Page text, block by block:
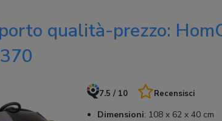
qualità-prezzo:
7.5 / 10 Recensisci
Dimensioni: 108 x 62 x 40 cm